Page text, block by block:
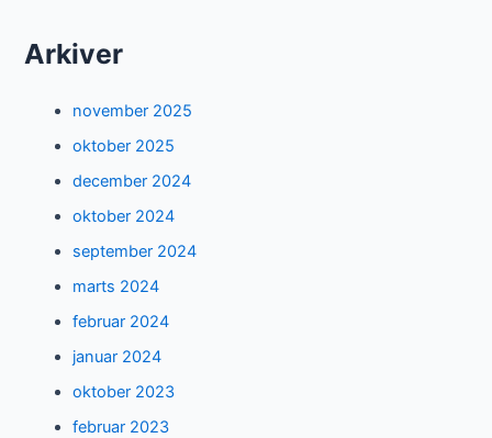
Arkiver
november 2025
oktober 2025
december 2024
oktober 2024
september 2024
marts 2024
februar 2024
januar 2024
oktober 2023
februar 2023